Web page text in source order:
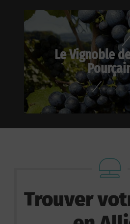
Le Vignoble
Trouver